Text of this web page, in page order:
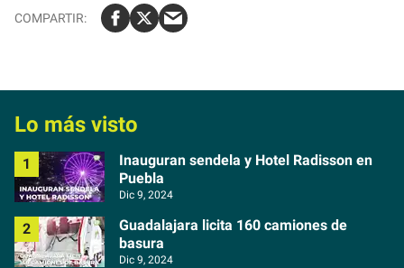
Lo más visto
Inauguran sendela y Hotel Radisson en
Puebla
Dic 9, 2024
Guadalajara licita 160 camiones de
basura
Dic 9, 2024